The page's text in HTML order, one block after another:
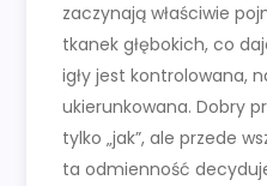
zaczynają właściwie
tkanek głębokich, co
igły jest kontrolowana,
ukierunkowana. Dobry
tylko „jak”, ale przede
ta odmienność